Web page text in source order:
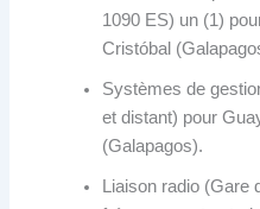
1090 ES) un (1)
Cristóbal
Systèmes de
et distant) pour
(Galapagos).
Liaison radio (Gare